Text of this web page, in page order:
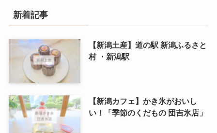
新着記事
【新潟土産】道の駅 新潟ふるさと
村 ・新潟駅
【新潟カフェ】かき氷がおいし
い！「季節のくだもの 団吉氷店」